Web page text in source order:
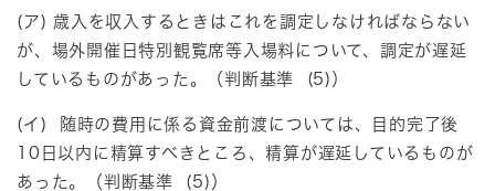
(ア) 歳入を収入するときはこれを調定しなければならない
が、場外開催日特別観覧席等入場料について、調定が遅延
しているものがあった。（判断基準 (5)）
(イ) 随時の費用に係る資金前渡については、目的完了後
10日以内に精算すべきところ、精算が遅延しているものが
あった。（判断基準 (5)）